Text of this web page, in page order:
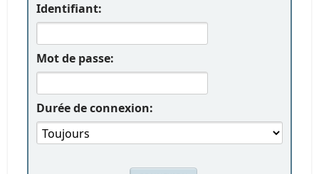
Identifiant:
Mot de passe:
Durée de connexion: